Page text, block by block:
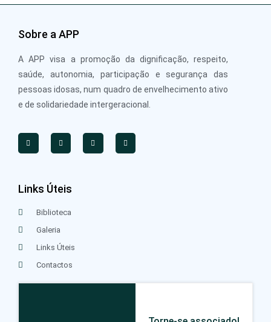
Sobre a APP
A APP visa a promoção da dignificação, respeito,
saúde, autonomia, participação e segurança das
pessoas idosas, num quadro de envelhecimento ativo
e de solidariedade intergeracional.
Links Úteis
Biblioteca
Galeria
Links Úteis
Contactos